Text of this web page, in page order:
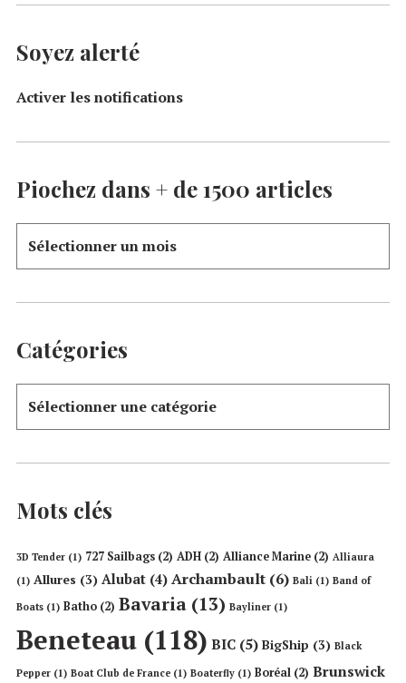
Soyez alerté
Activer les notifications
Piochez dans + de 1500 articles
Catégories
Mots clés
3D Tender (1) 727 Sailbags (2) ADH (2) Alliance Marine (2) Alliaura
(1) Allures (3) Alubat (4) Archambault (6) Bali (1) Band of
Boats (1) Batho (2) Bavaria (13) Bayliner (1)
Beneteau (118) BIC (5) BigShip (3) Black
Pepper (1) Boat Club de France (1) Boaterfly (1) Boréal (2) Brunswick